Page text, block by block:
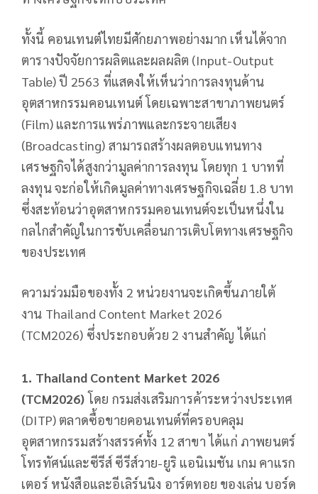
ทั้งนี้ คอนเทนต์ไทยมีศักยภาพอย่างมาก เห็นได้จาก
ตารางปัจจัยการผลิตและผลผลิต (Input-Output
Table) ปี 2563 ที่แสดงให้เห็นว่าการลงทุนด้าน
อุตสาหกรรมคอนเทนต์ โดยเฉพาะสาขาภาพยนตร์
(Film) และการแพร่ภาพและกระจายเสียง
(Broadcasting) สามารถสร้างผลตอบแทนทาง
เศรษฐกิจได้สูงกว่ามูลค่าการลงทุน โดยทุก 1 บาทที่
ลงทุน จะก่อให้เกิดมูลค่าทางเศรษฐกิจเฉลี่ย 1.8 บาท
ซึ่งสะท้อนว่าอุตสาหกรรมคอนเทนต์จะเป็นหนึ่งใน
กลไกสำคัญในการขับเคลื่อนการเติบโตทางเศรษฐกิจ
ของประเทศ
ความร่วมมือของทั้ง 2 หน่วยงานจะเกิดขึ้นภายใต้
งาน Thailand Content Market 2026
(TCM2026) ซึ่งประกอบด้วย 2 งานสำคัญ ได้แก่
1. Thailand Content Market 2026
(TCM2026)โดย กรมส่งเสริมการค้าระหว่างประเทศ
(DITP) ตลาดซื้อขายคอนเทนต์ที่ครอบคลุม
อุตสาหกรรมสร้างสรรค์ทั้ง 12 สาขา ได้แก่ ภาพยนตร์
โทรทัศน์และซีรีส์ ซีรีส์วาย-ยูริ แอนิเมชัน เกม คาแรก
เตอร์ หนังสือและอีเลิร์นนิง อาร์ตทอย ของเล่น บอร์ด